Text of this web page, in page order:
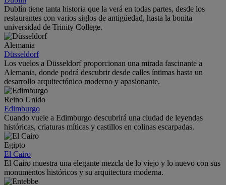
Dublín tiene tanta historia que la verá en todas partes, desde los
restaurantes con varios siglos de antigüedad, hasta la bonita
universidad de Trinity College.
Alemania
Düsseldorf
Los vuelos a Düsseldorf proporcionan una mirada fascinante a
Alemania, donde podrá descubrir desde calles íntimas hasta un
desarrollo arquitectónico moderno y apasionante.
Reino Unido
Edimburgo
Cuando vuele a Edimburgo descubrirá una ciudad de leyendas
históricas, criaturas míticas y castillos en colinas escarpadas.
Egipto
El Cairo
El Cairo muestra una elegante mezcla de lo viejo y lo nuevo con sus
monumentos históricos y su arquitectura moderna.